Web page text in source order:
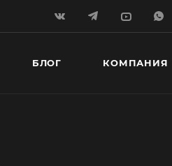
БЛОГ КОМПАНИЯ